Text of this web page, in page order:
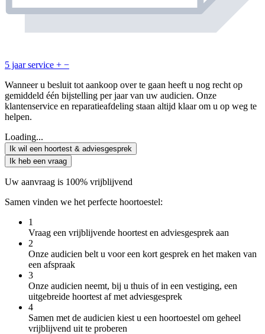
5 jaar service + −
Wanneer u besluit tot aankoop over te gaan heeft u nog recht op
gemiddeld één bijstelling per jaar van uw audicien. Onze
klantenservice en reparatieafdeling staan altijd klaar om u op weg te
helpen.
Loading...
Ik wil een hoortest & adviesgesprek
Ik heb een vraag
Uw aanvraag is 100% vrijblijvend
Samen vinden we het perfecte hoortoestel:
1
Vraag een vrijblijvende hoortest en adviesgesprek aan
2
Onze audicien belt u voor een kort gesprek en het maken van
een afspraak
3
Onze audicien neemt, bij u thuis of in een vestiging, een
uitgebreide hoortest af met adviesgesprek
4
Samen met de audicien kiest u een hoortoestel om geheel
vrijblijvend uit te proberen